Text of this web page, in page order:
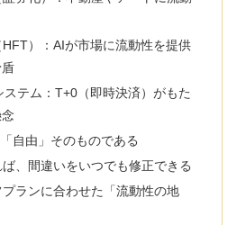
）：AIが市場に流動性を提供
テム：T+0（即時決済）がもた
自由」そのものである
、間違いをいつでも修正できる
ランに合わせた「流動性の地